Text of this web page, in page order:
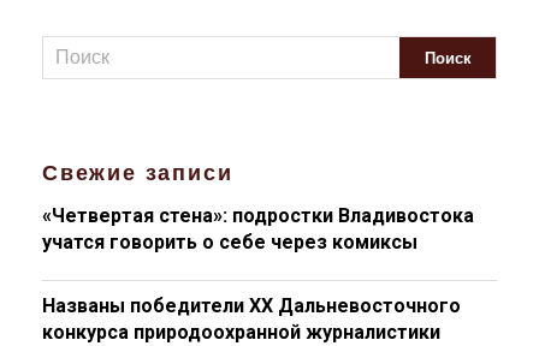
Свежие записи
«Четвертая стена»: подростки Владивостока
учатся говорить о себе через комиксы
Названы победители XX Дальневосточного
конкурса природоохранной журналистики